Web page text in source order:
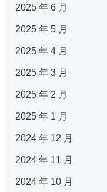
2025 年 6 月
2025 年 5 月
2025 年 4 月
2025 年 3 月
2025 年 2 月
2025 年 1 月
2024 年 12 月
2024 年 11 月
2024 年 10 月